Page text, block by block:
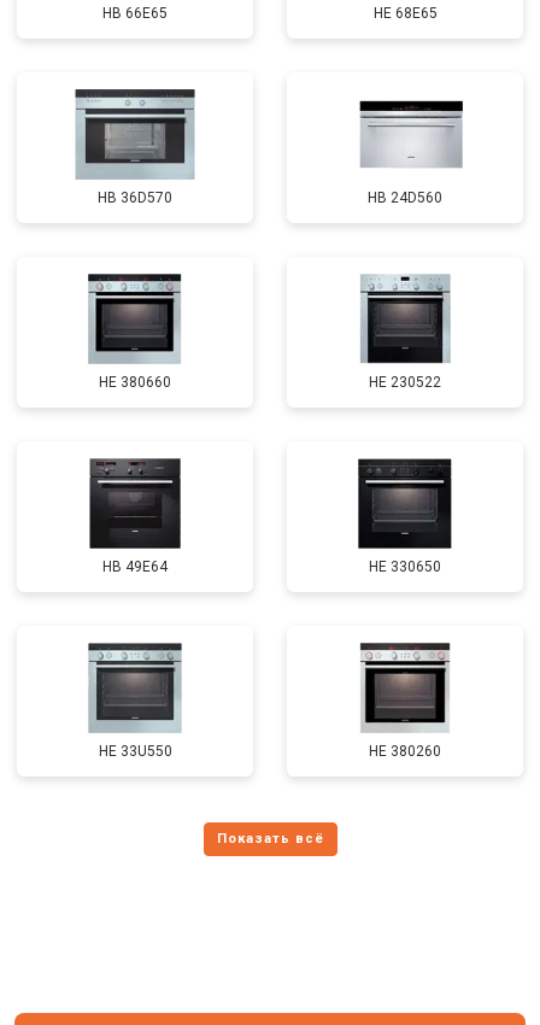
HB 66E65 HE 68E65
HB 36D570 HB 24D560
HE 380660 HE 230522
HB 49E64 HE 330650
HE 33U550 HE 380260